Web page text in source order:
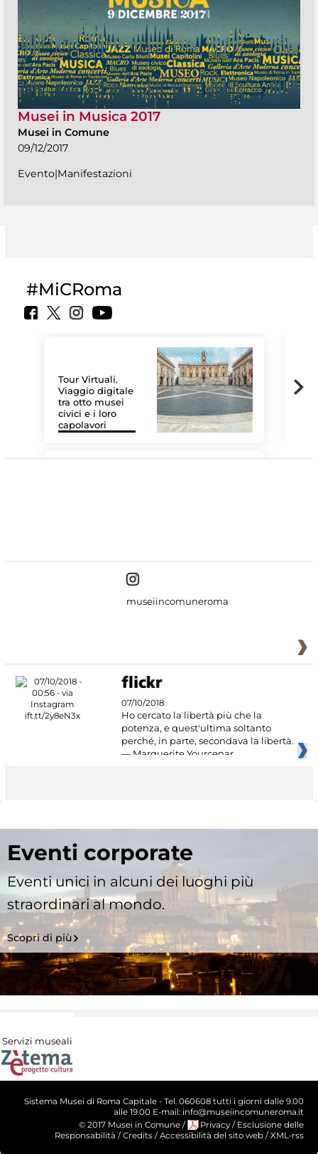
Musei in Musica 2017
Musei in Comune
09/12/2017
Evento|Manifestazioni
#MiCRoma
Tour Virtuali.
Viaggio digitale
tra otto musei
civici e i loro
capolavori
museiincomuneroma
07/10/2018
Ho cercato la libertà più che la
potenza, e quest'ultima soltanto
perché, in parte, secondava la libertà.
— Marguerite Yourcenar
Eventi corporate
Eventi unici in alcuni dei luoghi più
straordinari al mondo.
Scopri di più
Servizi museali
Sistema Musei di Roma Capitale - Tel. 060608 tutti i giorni dalle 9.00
alle 19.00 E-mail: info@museiincomuneroma.it
© 2017 Musei in Comune / Privacy / Esclusione delle
Responsabilità / Credits / Accessibilità del sito web / XML-rss